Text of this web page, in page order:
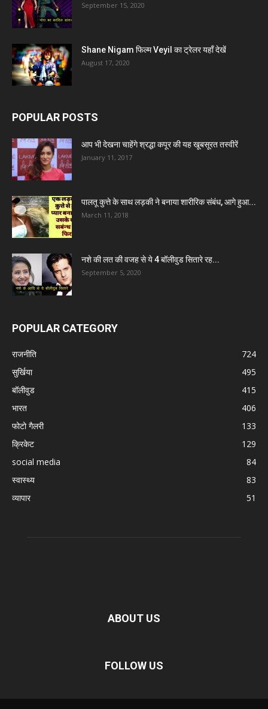
September 15, 2020
Shane Nigam फिल्म Veyil का ट्रेलर यहाँ देखें
August 17, 2020
POPULAR POSTS
आप भी देखना चाहेंगे श्रद्धा कपूर की यह खूबसूरत तस्वीरें
January 11, 2017
पालतू कुत्ते के साथ लड़की ने बनाया शारीरिक संबंध, आगे हुआ...
March 11, 2018
नशे की लत की वजह से ये 4 बॉलीवुड सितारे रह...
September 5, 2020
POPULAR CATEGORY
राजनीति
724
सुर्खिया
495
बॉलीवुड
415
भारत
406
फोटो गैलरी
133
क्रिकेट
129
social media
84
स्वास्थ्य
83
व्यापार
51
ABOUT US
FOLLOW US